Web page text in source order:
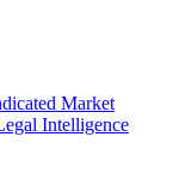
Market
Intelligence